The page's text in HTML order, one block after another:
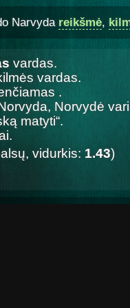
Narvyda reikšmė,
vardas.
vardas.
.
Norvydė
matyti“.
vidurkis: 1.43)